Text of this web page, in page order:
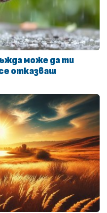
може да ти
отказваш